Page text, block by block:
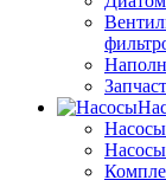
Насосы